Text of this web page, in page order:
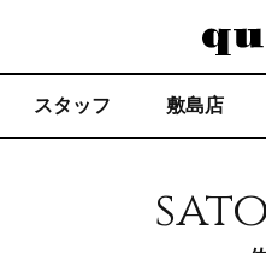
スタッフ 敷島店